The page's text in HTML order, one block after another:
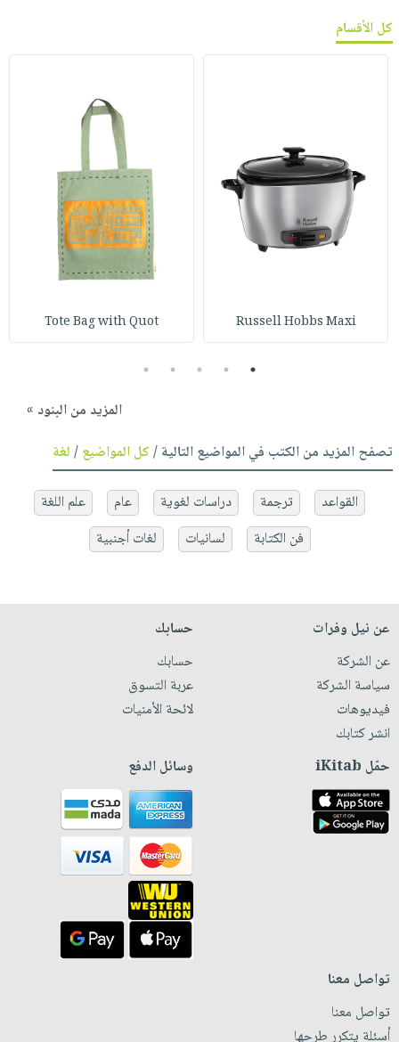
كل الأقسام
Russell Hobbs Maxi
Tote Bag with Quot
1
2
3
4
5
المزيد من البنود »
تصفح المزيد من الكتب في المواضيع التالية /كل المواضيع/لغة
القواعد ترجمة دراسات لغوية عام
علم اللغة
فن الكتابة
لسانيات لغات أجنبية
عن نيل وفرات
عن الشركة
سياسة الشركة
فيديوهات
انشر كتابك
حسابك
حسابك
عربة التسوق
لائحة الأمنيات
حمّل iKitab وسائل الدفع
تواصل معنا
تواصل معنا
أسئلة يتكرر طرحها